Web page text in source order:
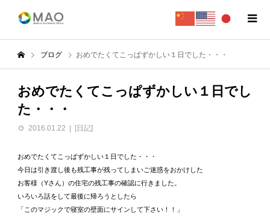
ブログ おめでたくてこっぱずかしい１日でした・・・
おめでたくてこっぱずかしい１日でし
た・・・
2016.01.22 [日記]
おめでたくてこっぱずかしい１日でした・・・
今日は引き渡し後も残工事が残ってしまいご迷惑をおかけした
お客様（Yさん）の住宅の残工事の確認に行きました。
いろいろ話をして最後に帰ろうとしたら
「このマジックで寝室の壁面にサインして下さい！！」